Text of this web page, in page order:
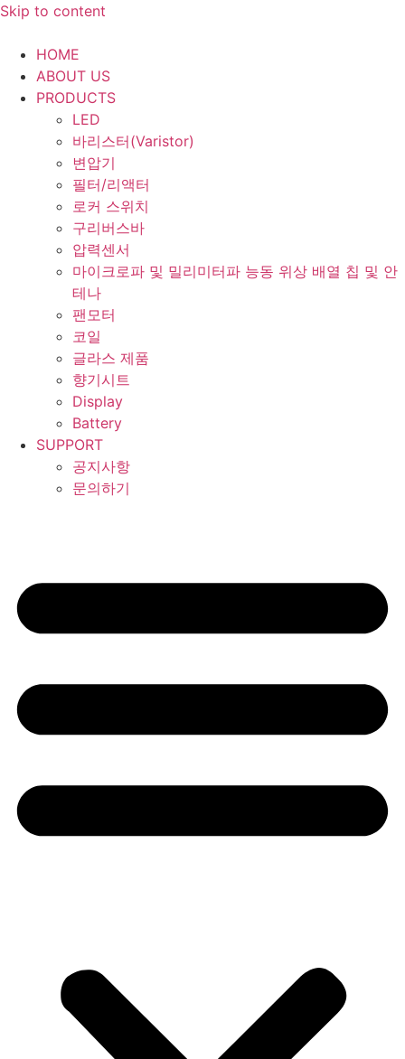
Skip to content
HOME
ABOUT US
PRODUCTS
LED
바리스터(Varistor)
변압기
필터/리액터
로커 스위치
구리버스바
압력센서
마이크로파 및 밀리미터파 능동 위상 배열 칩 및 안
테나
팬모터
코일
글라스 제품
향기시트
Display
Battery
SUPPORT
공지사항
문의하기